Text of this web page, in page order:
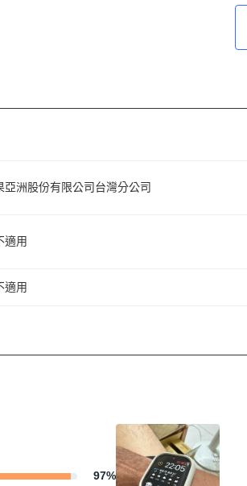
亞洲股份有限公司台灣分公司
適用
適用
97%